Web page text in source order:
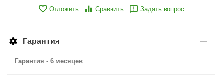
Отложить Сравнить Задать вопрос
Гарантия
Гарантия - 6 месяцев